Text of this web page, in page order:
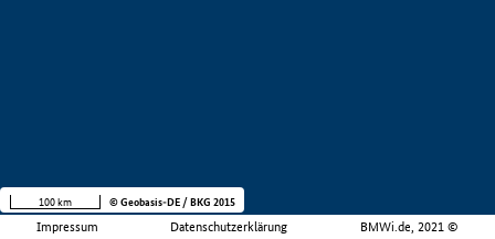
Impressum Datenschutzerklärung BMWi.de, 2021 ©
100 km © Geobasis-DE / BKG 2015